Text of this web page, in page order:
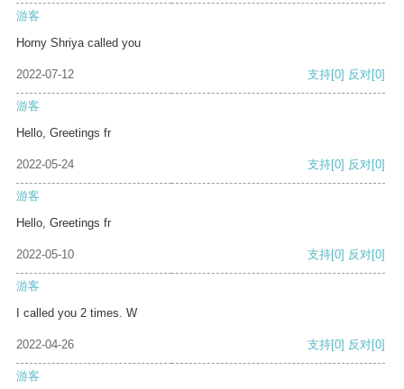
游客
Horny Shriya called you
2022-07-12 支持[0] 反对[0]
游客
Hello, Greetings fr
2022-05-24 支持[0] 反对[0]
游客
Hello, Greetings fr
2022-05-10 支持[0] 反对[0]
游客
I called you 2 times. W
2022-04-26 支持[0] 反对[0]
游客